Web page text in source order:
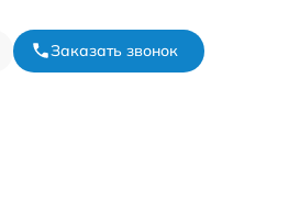
Заказать звонок